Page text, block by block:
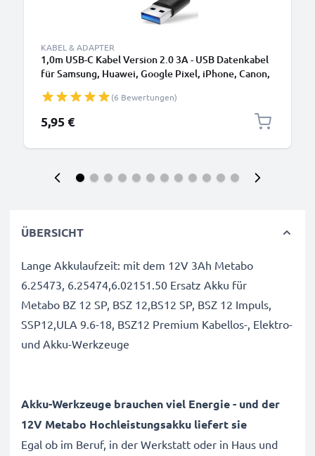
KABEL & ADAPTER
1,0m USB-C Kabel Version 2.0 3A - USB Datenkabel
für Samsung, Huawei, Google Pixel, iPhone, Canon,
(6 Bewertungen)
5,95 €
ÜBERSICHT
Lange Akkulaufzeit: mit dem 12V 3Ah Metabo
6.25473, 6.25474,6.02151.50 Ersatz Akku für
Metabo BZ 12 SP, BSZ 12,BS12 SP, BSZ 12 Impuls,
SSP12,ULA 9.6-18, BSZ12 Premium Kabellos-, Elektro-
und Akku-Werkzeuge
Akku-Werkzeuge brauchen viel Energie - und der
12V Metabo Hochleistungsakku liefert sie
Egal ob im Beruf, in der Werkstatt oder in Haus und